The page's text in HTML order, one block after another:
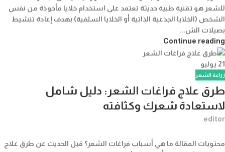
للشعر هو تقنية طبية حديثة تعتمد على استخدام خلايا مأخوذة من نفس
الشخص (الخلايا الجذعية الذاتية أو الخلايا السلفية) بهدف إعادة تنشيط
بصيلات الش...
Continue reading
21 يوليو
زراعة الشعر
طرق علاج فراغات الشعر: دليل شامل
لاستعادة شعرك وكثافته
editor
محتويات المقالة ما هي أسباب فراغات الشعر؟ قبل الحديث عن طرق علاج